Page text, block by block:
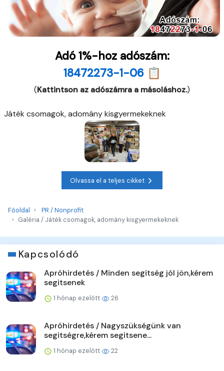
Adó 1%-hoz adószám:
18472273-1-06 📋
(Kattintson az adószámra a másoláshoz.)
Játék csomagok, adomány kisgyermekeknek
Olvassa el a teljes cikket
Főoldal
PR / Nonprofit
Galéria / Játék csomagok, adomány kisgyermekeknek
Kapcsolódó
Apróhirdetés / Minden segitség jól jön,kérem
segitsenek
1 hónap ezelőtt 26
Apróhirdetés / Nagyszükségünk van
segitségre,kérem segitsene...
1 hónap ezelőtt 22